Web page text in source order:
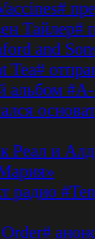
Тайлер#
and
Tea#
альбом #A-
Реал и
радио